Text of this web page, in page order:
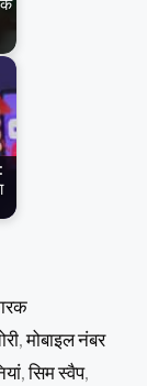
,मोबाइल नंबर
,सिम स्वैप,